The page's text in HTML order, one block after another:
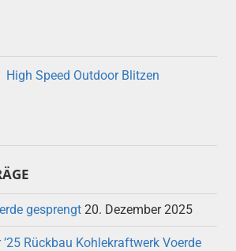
High Speed Outdoor Blitzen
gesprengt 20. Dezember 2025
Rückbau Kohlekraftwerk Voerde